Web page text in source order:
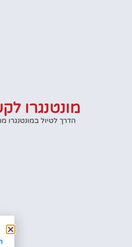
מונטנגרו
הדרך לטיול במונטנגרו